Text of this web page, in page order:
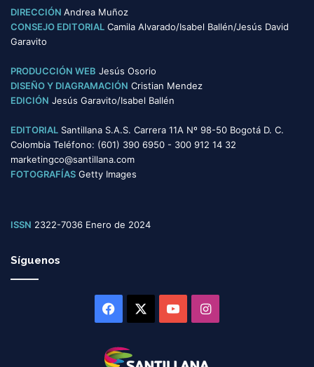
o
r
í
s
DIRECCIÓN Andrea Muñoz
CONSEJO EDITORIAL Camila Alvarado/Isabel Ballén/Jesús David
Garavito
PRODUCCIÓN WEB Jesús Osorio
DISEÑO Y DIAGRAMACIÓN Cristian Mendez
EDICIÓN Jesús Garavito/Isabel Ballén
EDITORIAL Santillana S.A.S. Carrera 11A Nº 98-50 Bogotá D. C.
Colombia Teléfono: (601) 390 6950 - 300 912 14 32
marketingco@santillana.com
FOTOGRAFÍAS Getty Images
ISSN 2322-7036 Enero de 2024
Síguenos
Facebook YouTubeInstagram